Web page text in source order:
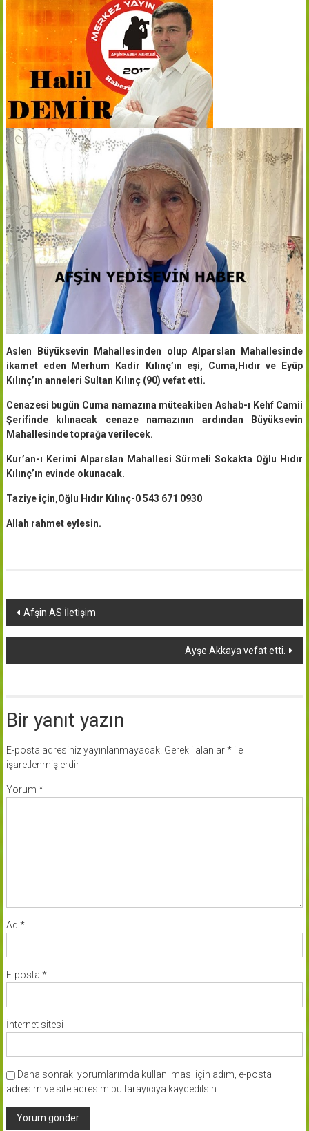
Aslen Büyüksevin Mahallesinden olup Alparslan Mahallesinde
ikamet eden Merhum Kadir Kılınç’ın eşi, Cuma,Hıdır ve Eyüp
Kılınç’ın anneleri Sultan Kılınç (90) vefat etti.
Cenazesi bugün Cuma namazına müteakiben Ashab-ı Kehf Camii
Şerifinde kılınacak cenaze namazının ardından Büyüksevin
Mahallesinde toprağa verilecek.
Kur’an-ı Kerimi Alparslan Mahallesi Sürmeli Sokakta Oğlu Hıdır
Kılınç’ın evinde okunacak.
Taziye için,Oğlu Hıdır Kılınç-0 543 671 0930
Allah rahmet eylesin.
Yazı
dolaşımı
Afşin AS İletişim
Ayşe Akkaya vefat etti.
Bir yanıt yazın
E-posta adresiniz yayınlanmayacak. Gerekli alanlar*ile
işaretlenmişlerdir
Yorum *
Ad *
E-posta *
İnternet sitesi
Daha sonraki yorumlarımda kullanılması için adım, e-posta
adresim ve site adresim bu tarayıcıya kaydedilsin.